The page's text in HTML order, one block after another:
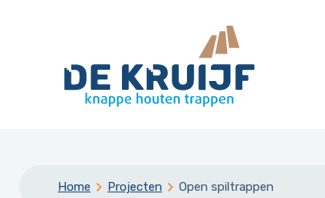
Home Projecten Open spiltrappen